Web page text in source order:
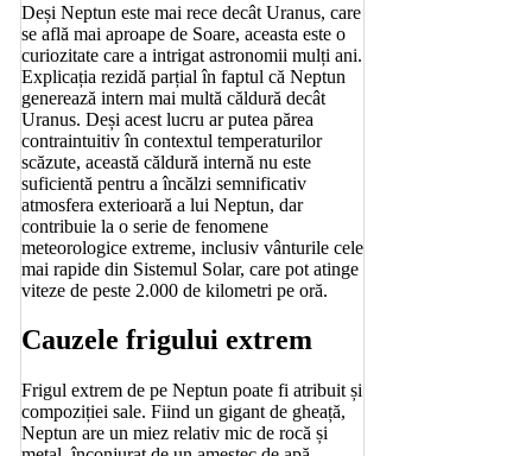
Deși Neptun este mai rece decât Uranus, care
se află mai aproape de Soare, aceasta este o
curiozitate care a intrigat astronomii mulți ani.
Explicația rezidă parțial în faptul că Neptun
generează intern mai multă căldură decât
Uranus. Deși acest lucru ar putea părea
contraintuitiv în contextul temperaturilor
scăzute, această căldură internă nu este
suficientă pentru a încălzi semnificativ
atmosfera exterioară a lui Neptun, dar
contribuie la o serie de fenomene
meteorologice extreme, inclusiv vânturile cele
mai rapide din Sistemul Solar, care pot atinge
viteze de peste 2.000 de kilometri pe oră.
Cauzele frigului extrem
Frigul extrem de pe Neptun poate fi atribuit și
compoziției sale. Fiind un gigant de gheață,
Neptun are un miez relativ mic de rocă și